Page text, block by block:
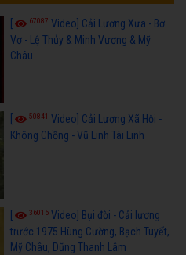
[ 67087 Video] Cải Lương Xưa - Bơ
Vơ - Lệ Thủy & Minh Vương & Mỹ
Châu
50841
Video] Cải Lương Xã Hội -
Không Chồng - Vũ Linh Tài Linh
36016 Video] Bụi đời - Cải lương
trước 1975 Hùng Cường, Bạch Tuyết,
Mỹ Châu, Dũng Thanh Lâm